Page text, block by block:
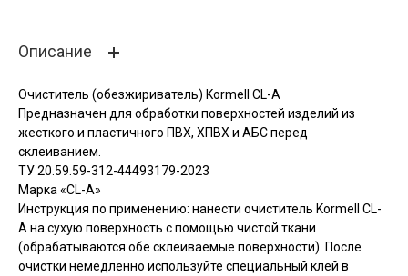
Описание
Очиститель (обезжириватель) Kormell CL-A
Предназначен для обработки поверхностей изделий из
жесткого и пластичного ПВХ, ХПВХ и АБС перед
склеиванием.
ТУ 20.59.59-312-44493179-2023
Марка «CL-A»
Инструкция по применению: нанести очиститель Kormell CL-
A на сухую поверхность с помощью чистой ткани
(обрабатываются обе склеиваемые поверхности). После
очистки немедленно используйте специальный клей в